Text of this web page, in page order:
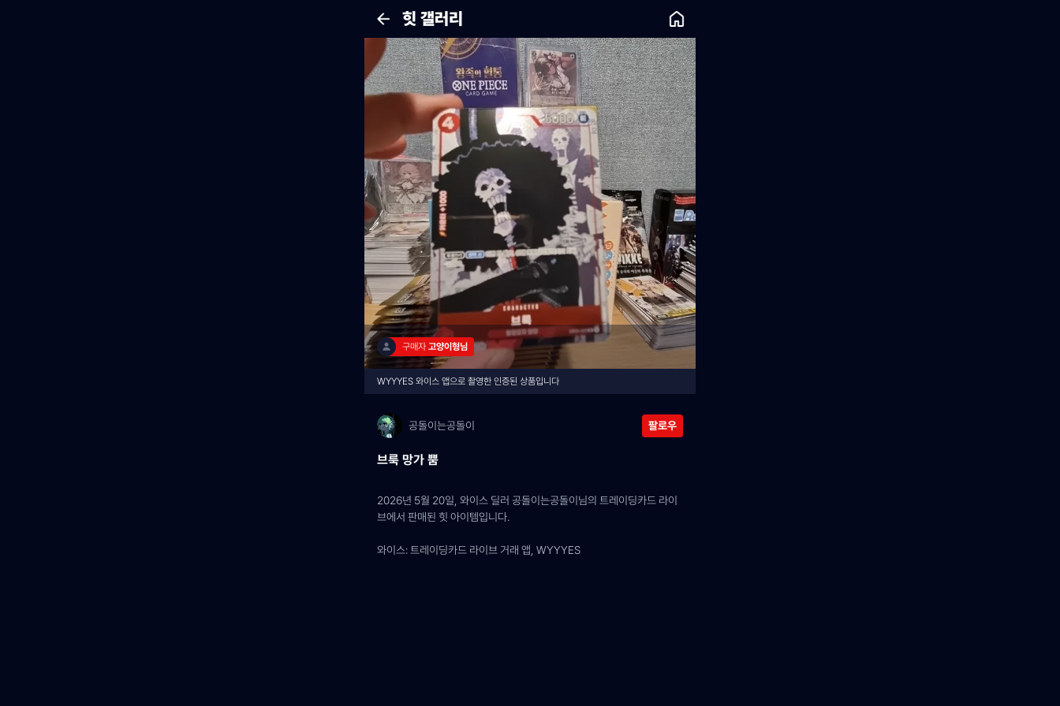
힛 갤러리
구매자 고양이형님
WYYYES 와이스 앱으로 촬영한 인증된 상품입니다
공돌이는공돌이 팔로우
브룩 망가 뿜
2026년 5월 20일, 와이스 딜러 공돌이는공돌이님의 트레이딩카드 라이
브에서 판매된 힛 아이템입니다.
와이스: 트레이딩카드 라이브 거래 앱, WYYYES